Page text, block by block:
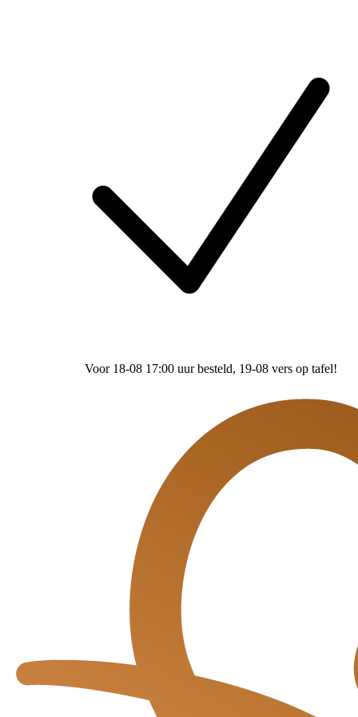
Voor 18-08 17:00 uur besteld, 19-08 vers op tafel!